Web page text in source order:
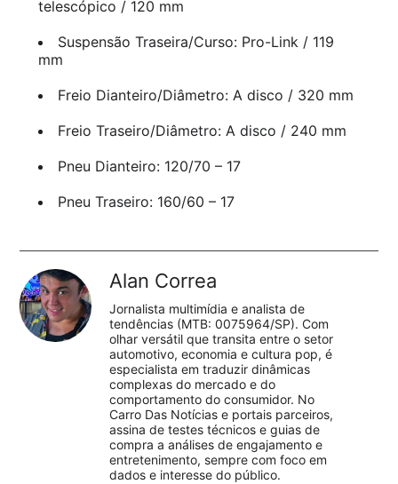
telescópico / 120 mm
Suspensão Traseira/Curso: Pro-Link / 119
mm
Freio Dianteiro/Diâmetro: A disco / 320 mm
Freio Traseiro/Diâmetro: A disco / 240 mm
Pneu Dianteiro: 120/70 – 17
Pneu Traseiro: 160/60 – 17
Alan Correa
Jornalista multimídia e analista de
tendências (MTB: 0075964/SP). Com
olhar versátil que transita entre o setor
automotivo, economia e cultura pop, é
especialista em traduzir dinâmicas
complexas do mercado e do
comportamento do consumidor. No
Carro Das Notícias e portais parceiros,
assina de testes técnicos e guias de
compra a análises de engajamento e
entretenimento, sempre com foco em
dados e interesse do público.